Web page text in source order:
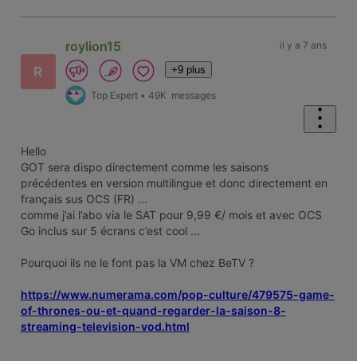
R
roylion15
+9 plus
Top Expert • 49K messages
il y a 7 ans
Hello
GOT sera dispo directement comme les saisons
précédentes en version multilingue et donc directement en
français sus OCS (FR) ...
comme j’ai l’abo via le SAT pour 9,99 €/ mois et avec OCS
Go inclus sur 5 écrans c’est cool ...
Pourquoi ils ne le font pas la VM chez BeTV ?
https://www.numerama.com/pop-culture/479575-game-
of-thrones-ou-et-quand-regarder-la-saison-8-
streaming-television-vod.html